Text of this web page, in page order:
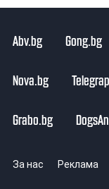
Abv.bg Gong.bg
Nova.bg
Grabo.bg
За нас Реклама